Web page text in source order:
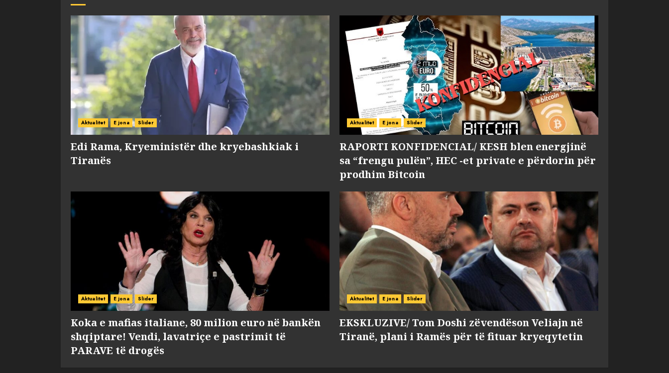
Aktualitet E jona Slider
Edi Rama, Kryeministër dhe kryebashkiak i
Tiranës
Aktualitet E jona Slider
RAPORTI KONFIDENCIAL/ KESH blen energjinë
sa “frengu pulën”, HEC -et private e përdorin për
prodhim Bitcoin
Aktualitet E jona Slider
Koka e mafias italiane, 80 milion euro në bankën
shqiptare! Vendi, lavatriçe e pastrimit të
PARAVE të drogës
Aktualitet E jona Slider
EKSKLUZIVE/ Tom Doshi zëvendëson Veliajn në
Tiranë, plani i Ramës për të fituar kryeqytetin